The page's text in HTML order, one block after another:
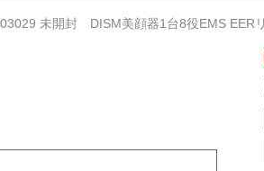
未開封 DISM美顔器1台8役EMS EER